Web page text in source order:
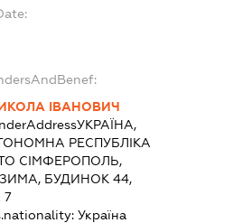
ІВАНОВИЧ
УКРАЇНА,
РЕСПУБЛІКА
СІМФЕРОПОЛЬ,
БУДИНОК 44,
7
Україна